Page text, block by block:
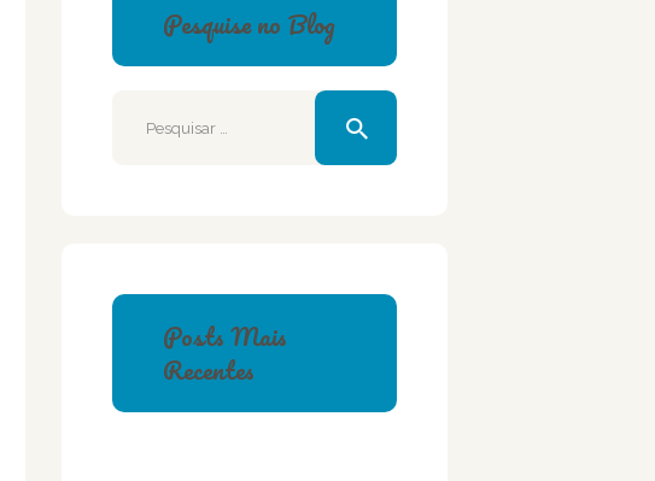
Pesquise no Blog
Posts Mais
Recentes